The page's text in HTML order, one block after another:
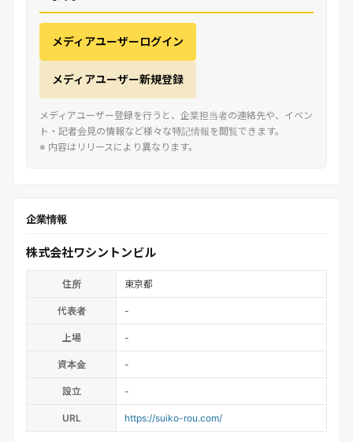
メディアユーザーログイン
メディアユーザー新規登録
メディアユーザー登録を行うと、企業担当者の連絡先や、イベン
ト・記者会見の情報など様々な特記情報を閲覧できます。
※ 内容はリリースにより異なります。
企業情報
株式会社ワシントンビル
住所 東京都
代表者 -
上場 -
資本金 -
設立 -
URL https://suiko-rou.com/